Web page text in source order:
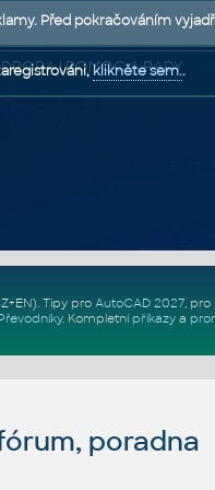
| POMOC A RADY
. Tipy pro AutoCAD 2027, pro
. Kompletní příkazya
poradna
Před pokračováním
klikněte sem..